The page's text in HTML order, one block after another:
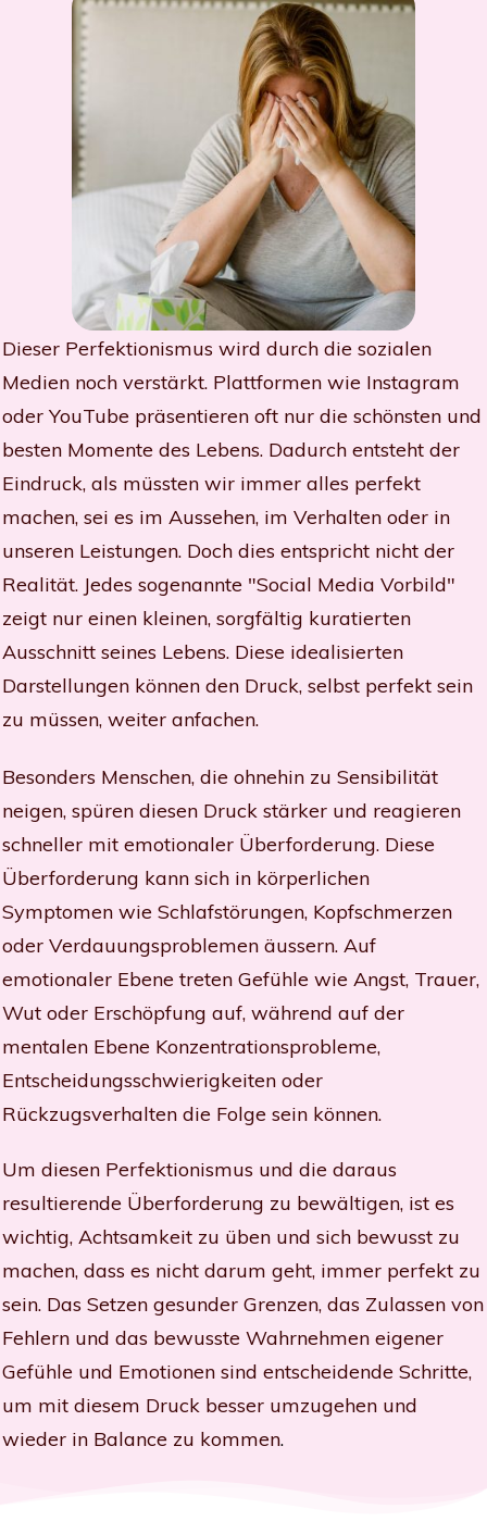
Dieser Perfektionismus wird durch die sozialen
Medien noch verstärkt. Plattformen wie Instagram
oder YouTube präsentieren oft nur die schönsten und
besten Momente des Lebens. Dadurch entsteht der
Eindruck, als müssten wir immer alles perfekt
machen, sei es im Aussehen, im Verhalten oder in
unseren Leistungen. Doch dies entspricht nicht der
Realität. Jedes sogenannte "Social Media Vorbild"
zeigt nur einen kleinen, sorgfältig kuratierten
Ausschnitt seines Lebens. Diese idealisierten
Darstellungen können den Druck, selbst perfekt sein
zu müssen, weiter anfachen.
Besonders Menschen, die ohnehin zu Sensibilität
neigen, spüren diesen Druck stärker und reagieren
schneller mit emotionaler Überforderung. Diese
Überforderung kann sich in körperlichen
Symptomen wie Schlafstörungen, Kopfschmerzen
oder Verdauungsproblemen äussern. Auf
emotionaler Ebene treten Gefühle wie Angst, Trauer,
Wut oder Erschöpfung auf, während auf der
mentalen Ebene Konzentrationsprobleme,
Entscheidungsschwierigkeiten oder
Rückzugsverhalten die Folge sein können.
Um diesen Perfektionismus und die daraus
resultierende Überforderung zu bewältigen, ist es
wichtig, Achtsamkeit zu üben und sich bewusst zu
machen, dass es nicht darum geht, immer perfekt zu
sein. Das Setzen gesunder Grenzen, das Zulassen von
Fehlern und das bewusste Wahrnehmen eigener
Gefühle und Emotionen sind entscheidende Schritte,
um mit diesem Druck besser umzugehen und
wieder in Balance zu kommen.